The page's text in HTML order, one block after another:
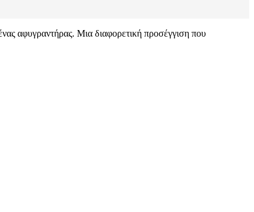
αφυγραντήρας. Μια διαφορετική προσέγγιση που